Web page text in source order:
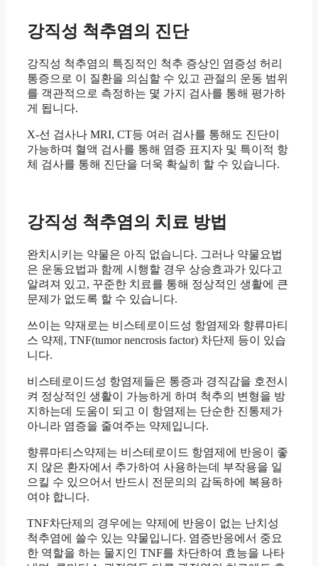
강직성 척추염의 진단
강직성 척추염의 특징적인 척추 증상인 염증성 허리
통증으로 이 질환을 의심할 수 있고 관절의 운동 범위
를 객관적으로 측정하는 몇 가지 검사를 통해 평가하
게 됩니다.
X-선 검사나 MRI, CT등 여러 검사를 통해도 진단이
가능하며 혈액 검사를 통해 염증 표지자 및 특이적 항
체 검사를 통해 진단을 더욱 확실히 할 수 있습니다.
강직성 척추염의 치료 방법
완치시키는 약물은 아직 없습니다. 그러나 약물요법
은 운동요법과 함께 시행할 경우 상승효과가 있다고
알려져 있고, 꾸준한 치료를 통해 정상적인 생활에 큰
문제가 없도록 할 수 있습니다.
쓰이는 약재로는 비스테로이드성 항염제와 향류마티
스 약제, TNF(tumor nencrosis factor) 차단제 등이 있습
니다.
비스테로이드성 항염제들은 통증과 경직감을 호전시
켜 정상적인 생활이 가능하게 하며 척추의 변형을 방
지하는데 도움이 되고 이 항염제는 단순한 진통제가
아니라 염증을 줄여주는 약제입니다.
향류마티스약제는 비스테로이드 항염제에 반응이 좋
지 않은 환자에서 추가하여 사용하는데 부작용을 일
으킬 수 있으어서 반드시 전문의의 감독하에 복용하
여야 합니다.
TNF차단제의 경우에는 약제에 반응이 없는 난치성
척추염에 쓸수 있는 약물입니다. 염증반응에서 중요
한 역할을 하는 물지인 TNF를 차단하여 효능을 나타